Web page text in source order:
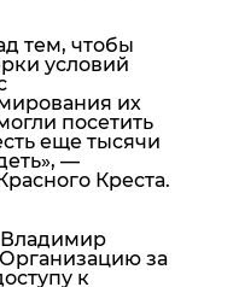
тем, чтобы
условий
их
посетить
еще тысячи
—
Креста.
за
к